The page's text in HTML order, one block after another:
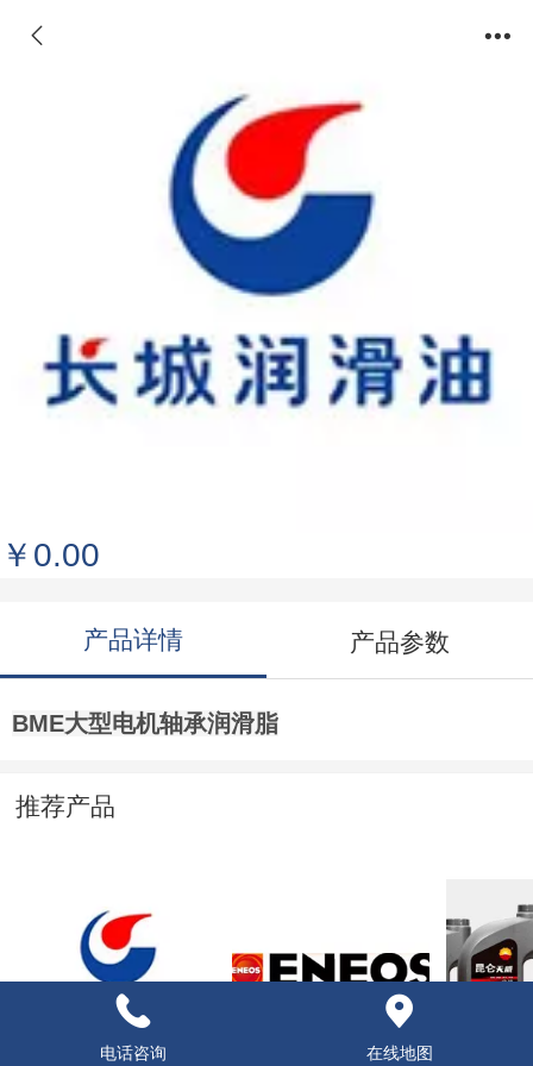
￥0.00
产品详情 产品参数
BME大型电机轴承润滑脂
推荐产品
汽车轮毂底盘用润
HYDRAULIC OIL L-
HM 抗磨液压油
电话咨询 在线地图